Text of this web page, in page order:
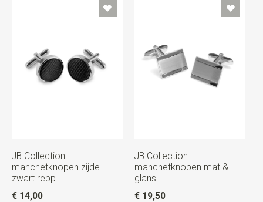
JB Collection
manchetknopen zijde
zwart repp
€ 14,00
JB Collection
manchetknopen mat &
glans
€ 19,50